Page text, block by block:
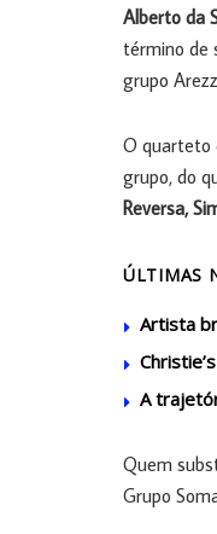
Alberto da
término de
grupo
O quarteto
grupo, do
Reversa,
ÚLTIMAS
Artista
A
Quem
Grupo